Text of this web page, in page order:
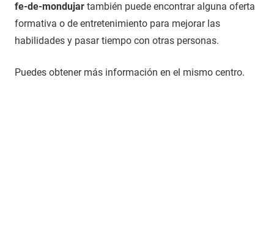
fe-de-mondujar también puede encontrar alguna oferta
formativa o de entretenimiento para mejorar las
habilidades y pasar tiempo con otras personas.
Puedes obtener más información en el mismo centro.